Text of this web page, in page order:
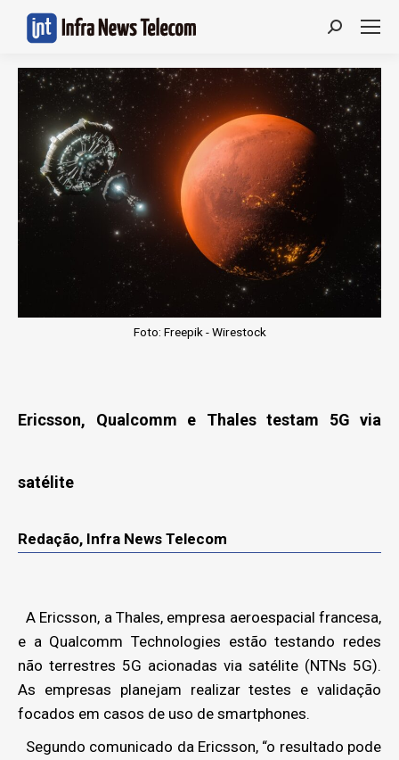
Search:
Foto: Freepik - Wirestock
Ericsson, Qualcomm e Thales testam 5G via
satélite
Redação, Infra News Telecom
A Ericsson, a Thales, empresa aeroespacial francesa,
e a Qualcomm Technologies estão testando redes
não terrestres 5G acionadas via satélite (NTNs 5G).
As empresas planejam realizar testes e validação
focados em casos de uso de smartphones.
Segundo comunicado da Ericsson, “o resultado pode